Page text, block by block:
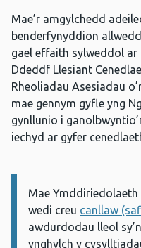
Mae’r amgylchedd
benderfynyddion
gael effaith sylweddol ar
Ddeddf Llesiant
Rheoliadau Asesiadau
mae gennym gyfle yng
gynllunio i
iechyd ar gyfer
Gwybodaeth:
Mae Ymddiriedolaeth
wedi creu canllaw
awdurdodau lleol
ynghylch y